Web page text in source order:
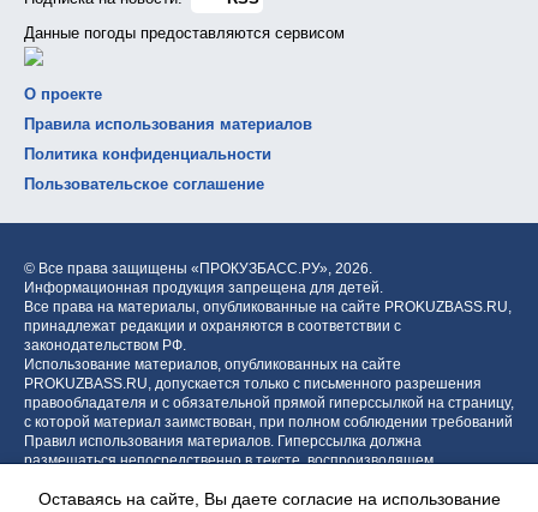
Данные погоды предоставляются сервисом
О проекте
Правила использования материалов
Политика конфиденциальности
Пользовательское соглашение
© Все права защищены «ПРОКУЗБАСС.РУ», 2026.
Информационная продукция запрещена для детей.
Все права на материалы, опубликованные на сайте PROKUZBASS.RU,
принадлежат редакции и охраняются в соответствии с
законодательством РФ.
Использование материалов, опубликованных на сайте
PROKUZBASS.RU, допускается только с письменного разрешения
правообладателя и с обязательной прямой гиперссылкой на страницу,
с которой материал заимствован, при полном соблюдении требований
Правил использования материалов. Гиперссылка должна
размещаться непосредственно в тексте, воспроизводящем
блока.
Оставаясь на сайте, Вы даете согласие на использование